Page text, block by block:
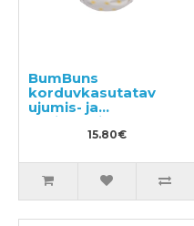
BumBuns
korduvkasutatav
ujumis- ja
potitreeningu mähe
S 8–11kg15.80€